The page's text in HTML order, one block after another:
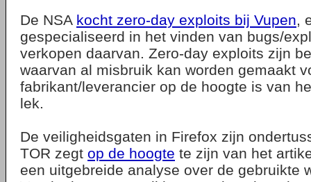
De NSA kocht zero-day exploits bij Vupen,
gespecialiseerd in het vinden van bugs/
verkopen daarvan. Zero-day exploits zijn
waarvan al misbruik kan worden gemaakt
fabrikant/leverancier op de hoogte is van
lek.
De veiligheidsgaten in Firefox zijn
TOR zegt op de hoogte te zijn van het
een uitgebreide analyse over de gebruikte